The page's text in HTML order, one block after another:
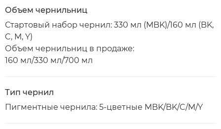
Объем чернильниц
Стартовый набор чернил: 330 мл (MBK)/160 мл (BK,
C, M, Y)
Объем чернильниц в продаже:
160 мл/330 мл/700 мл
Тип чернил
Пигментные чернила: 5-цветные MBK/BK/C/M/Y